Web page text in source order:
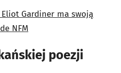
Eliot Gardiner ma swoją
NFM
poezji